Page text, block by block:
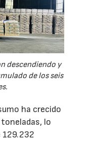
descendiendo y
de los seis
ha crecido
lo
129.232